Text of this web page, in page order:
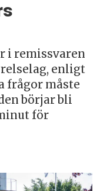
i remissvaren
enligt
frågor måste
börjar bli
för